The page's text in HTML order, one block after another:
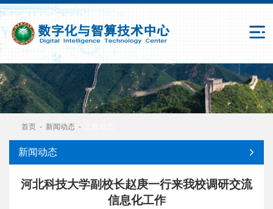
首页 - 新闻动态 -
新闻动态
河北科技大学副校长赵庚一行来我校调研交流
信息化工作